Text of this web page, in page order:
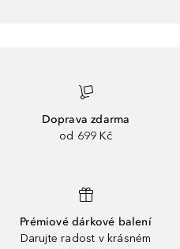
Doprava zdarma
od 699 Kč
Prémiové dárkové balení
Darujte radost v krásném